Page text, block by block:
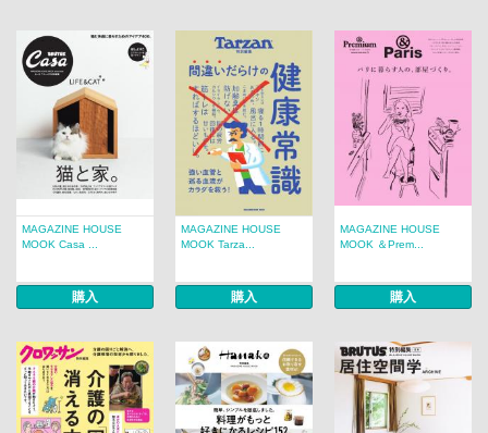
MAGAZINE HOUSE
MOOK Casa ...
購入
MAGAZINE HOUSE
MOOK Tarza...
購入
MAGAZINE HOUSE
MOOK ＆Prem...
購入